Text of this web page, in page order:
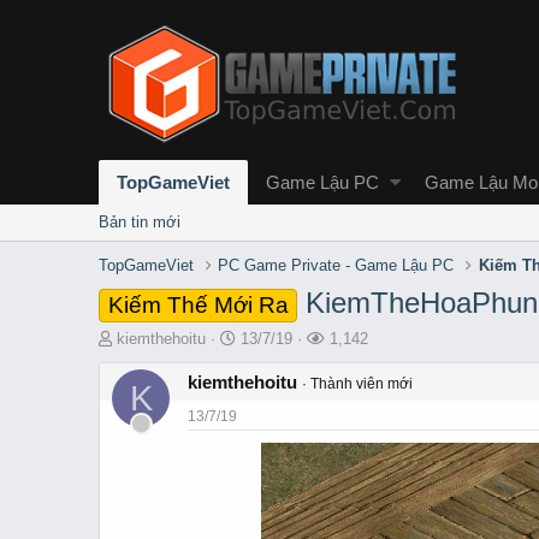
TopGameViet Game Lậu PC Game Lậu
Bản tin mới
TopGameViet PC Game Private - Game Lậu PC Kiếm
Kiếm Thế Mới Ra
T
r
a
kiemthehoitu
S
a
13/7/19
L
ợ
e
m
1,142
K kiemthehoitu
Thành viên mới
13/7/19